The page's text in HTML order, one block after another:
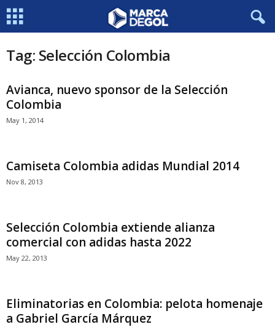
Tag: Selección Colombia
Avianca, nuevo sponsor de la Selección
Colombia
May 1, 2014
Camiseta Colombia adidas Mundial 2014
Nov 8, 2013
Selección Colombia extiende alianza
comercial con adidas hasta 2022
May 22, 2013
Eliminatorias en Colombia: pelota homenaje
a Gabriel García Márquez